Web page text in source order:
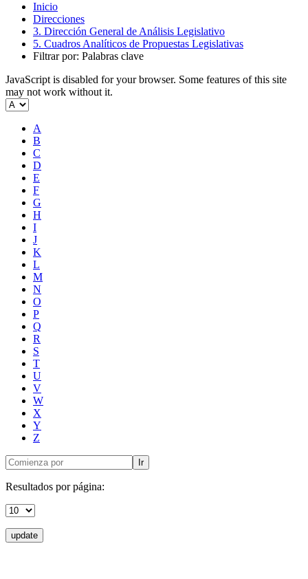
Inicio
Direcciones
3. Dirección General de Análisis Legislativo
5. Cuadros Analíticos de Propuestas Legislativas
Filtrar por: Palabras clave
JavaScript is disabled for your browser. Some features of this site
may not work without it.
A
B
C
D
E
F
G
H
I
J
K
L
M
N
O
P
Q
R
S
T
U
V
W
X
Y
Z
Ir
Resultados por página:
update